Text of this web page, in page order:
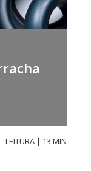
LEITURA | 13 MIN